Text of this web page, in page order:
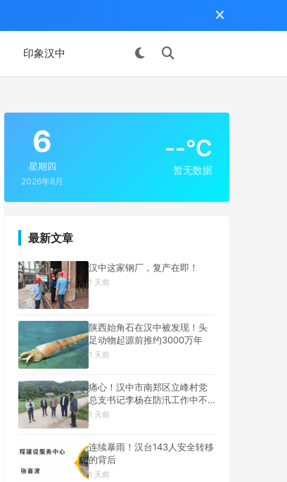
印象汉中
6
星期四
2026年8月
--°C
暂无数据
最新文章
汉中这家钢厂，复产在即！
1 天前
陕西始角石在汉中被发现！头
足动物起源前推约3000万年
1 天前
痛心！汉中市南郑区立峰村党
总支书记李杨在防汛工作中不
幸遇难
1 天前
连续暴雨！汉台143人安全转移
的背后
1 天前